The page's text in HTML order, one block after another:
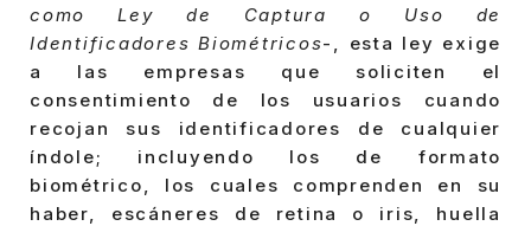
como Ley de Captura o Uso de
Identificadores Biométricos-, esta ley exige
a las empresas que soliciten el
consentimiento de los usuarios cuando
recojan sus identificadores de cualquier
índole; incluyendo los de formato
biométrico, los cuales comprenden en su
haber, escáneres de retina o iris, huella